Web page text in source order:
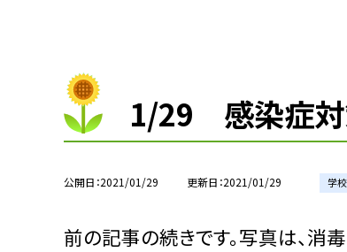
1/29 感染症対
公開日 2021/01/29 更新日 2021/01/29 学
前の記事の続きです。写真は、消